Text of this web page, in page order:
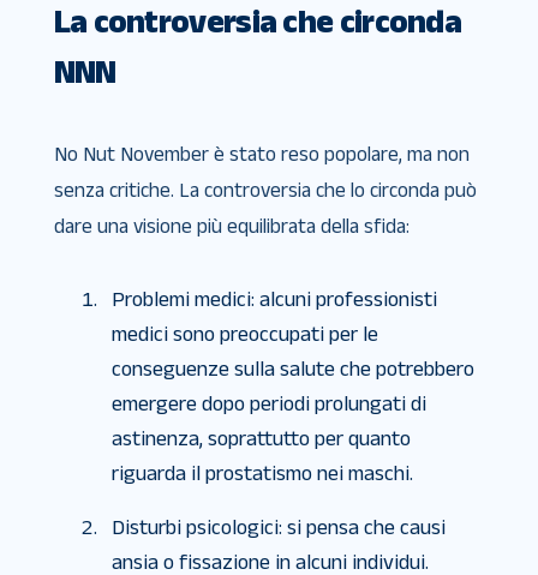
La controversia che circonda
NNN
No Nut November è stato reso popolare, ma non
senza critiche. La controversia che lo circonda può
dare una visione più equilibrata della sfida:
Problemi medici: alcuni professionisti
medici sono preoccupati per le
conseguenze sulla salute che potrebbero
emergere dopo periodi prolungati di
astinenza, soprattutto per quanto
riguarda il prostatismo nei maschi.
Disturbi psicologici: si pensa che causi
ansia o fissazione in alcuni individui.